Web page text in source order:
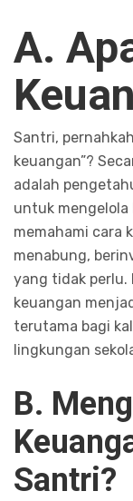
A.
Santri,
keuangan”?
adalah
untuk
memahami cara
menabung,
yang tidak perlu.
keuangan
terutama bagi
lingkungan
B.
Santri?